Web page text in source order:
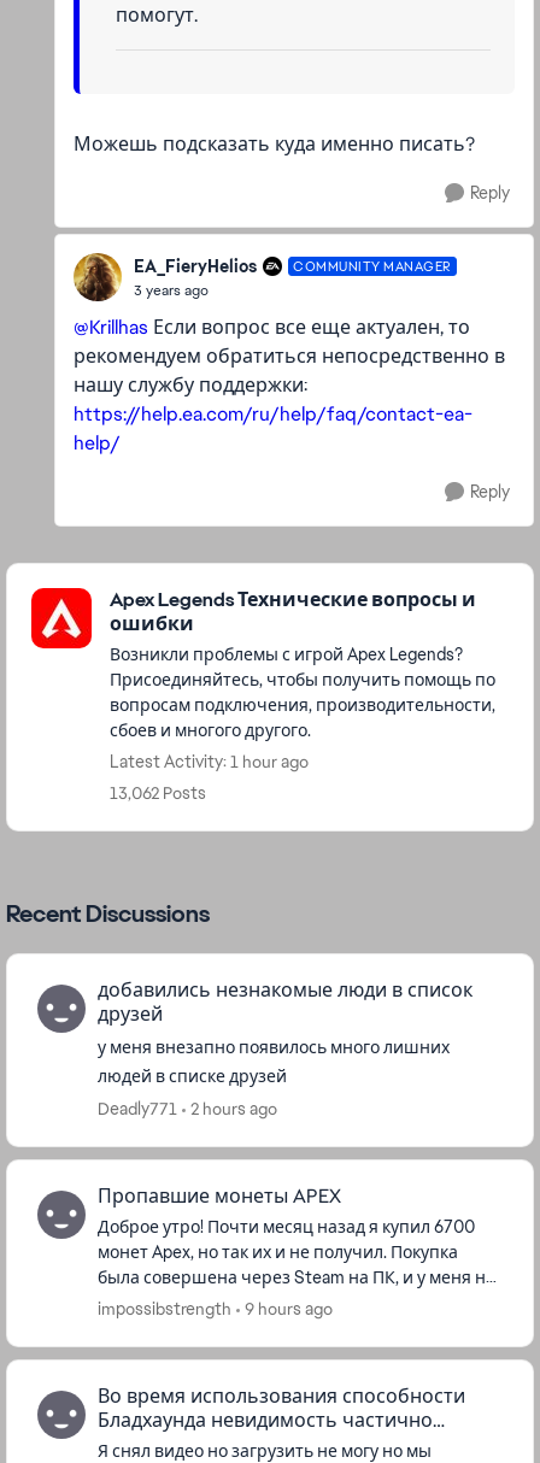
помогут.
Можешь подсказать куда именно писать?
Reply
EA_FieryHelios COMMUNITY MANAGER
3 years ago
@Krillhas Если вопрос все еще актуален, то
рекомендуем обратиться непосредственно в
нашу службу поддержки:
https://help.ea.com/ru/help/faq/contact-ea-
help/
Reply
Featured Places
Apex Legends Технические вопросы и
ошибки
Возникли проблемы с игрой Apex Legends?
Присоединяйтесь, чтобы получить помощь по
вопросам подключения, производительности,
сбоев и многого другого.
Latest Activity: 1 hour ago
13,062 Posts
Recent Discussions
добавились незнакомые люди в список
друзей
у меня внезапно появилось много лишних
людей в списке друзей
Deadly771
2 hours ago
Пропавшие монеты APEX
Доброе утро! Почти месяц назад я купил 6700
монет Apex, но так их и не получил. Покупка
была совершена через Steam на ПК, и у меня на
руках есть все подтверждения транзакции. Всё
impossibstrength 9 hours ago
Во время использования способности
Бладхаунда невидимость частично
нарушается
Я снял видео но загрузить не могу но мы